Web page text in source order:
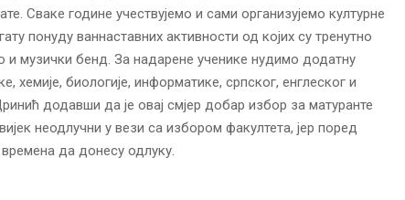
Сваке године учествујемо и сами организујемо културне
понуду ваннаставних активности од којих су тренутно
и музички бенд. За надарене ученике нудимо додатну
хемије, биологије, информатике, српског, енглеског и
додавши да је овај смјер добар избор за матуранте
неодлучни у вези са избором факултета, јер поред
да донесу одлуку.